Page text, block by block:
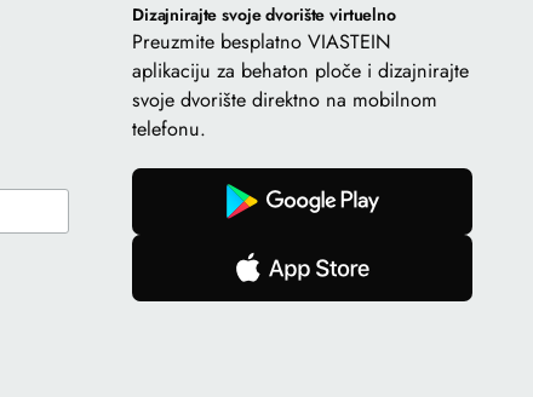
Dizajnirajte svoje dvorište virtuelno
Preuzmite besplatno VIASTEIN
aplikaciju za behaton ploče i dizajnirajte
svoje dvorište direktno na mobilnom
telefonu.
gomb
gomb